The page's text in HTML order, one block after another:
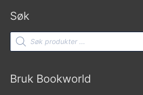
Søk
Products
search
Bruk Bookworld